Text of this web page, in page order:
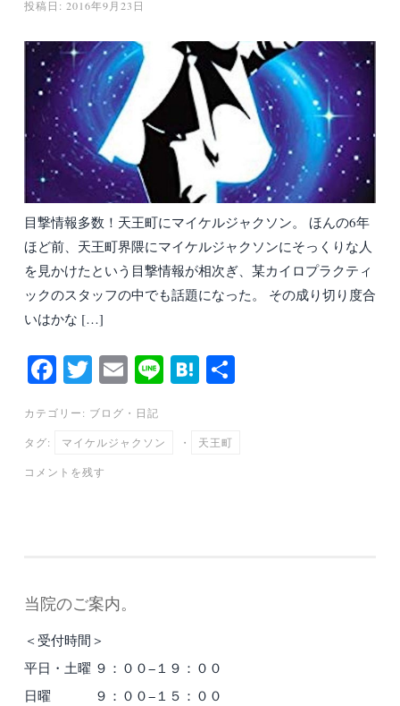
投稿日: 2016年9月23日
目撃情報多数！天王町にマイケルジャクソン。 ほんの6年
ほど前、天王町界隈にマイケルジャクソンにそっくりな人
を見かけたという目撃情報が相次ぎ、某カイロプラクティ
ックのスタッフの中でも話題になった。 その成り切り度合
いはかな […]
Fa
ce
bo
ok
T
wi
tte
r
E
m
ail
Li H
a
カテゴリー: ブログ ・ 日記
タグ: マイケルジャクソン ・ 天王町
コメントを残す
当院のご案内。
＜受付時間＞
平日・土曜 ９：００−１９：００
日曜 ９：００−１５：００